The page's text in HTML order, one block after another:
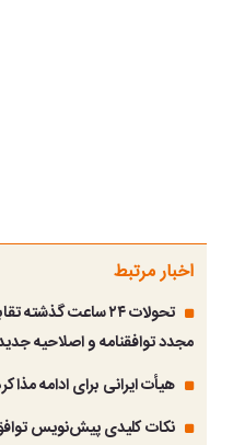
اخبار مرتبط
تحولات ۲۴ ساعت
مجدد توافقنامه و اصلاحیه‌
هیأت ایرانی برای ادامه
نکات کلیدی پیش‌نویس